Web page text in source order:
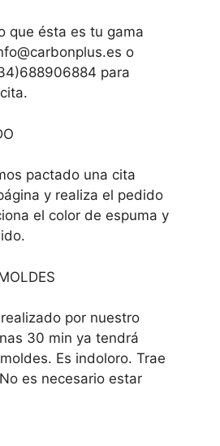
que ésta es tu gama
o
para
pactado una cita
y realiza el pedido
el color de espuma y
por nuestro
30 min ya tendrá
Es indoloro. Trae
es necesario estar